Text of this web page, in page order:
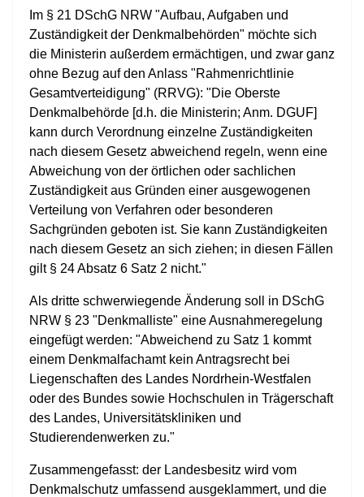
Im § 21 DSchG NRW "Aufbau, Aufgaben und
Zuständigkeit der Denkmalbehörden" möchte sich
die Ministerin außerdem ermächtigen, und zwar ganz
ohne Bezug auf den Anlass "Rahmenrichtlinie
Gesamtverteidigung" (RRVG): "Die Oberste
Denkmalbehörde [d.h. die Ministerin; Anm. DGUF]
kann durch Verordnung einzelne Zuständigkeiten
nach diesem Gesetz abweichend regeln, wenn eine
Abweichung von der örtlichen oder sachlichen
Zuständigkeit aus Gründen einer ausgewogenen
Verteilung von Verfahren oder besonderen
Sachgründen geboten ist. Sie kann Zuständigkeiten
nach diesem Gesetz an sich ziehen; in diesen Fällen
gilt § 24 Absatz 6 Satz 2 nicht."
Als dritte schwerwiegende Änderung soll in DSchG
NRW § 23 "Denkmalliste" eine Ausnahmeregelung
eingefügt werden: "Abweichend zu Satz 1 kommt
einem Denkmalfachamt kein Antragsrecht bei
Liegenschaften des Landes Nordrhein-Westfalen
oder des Bundes sowie Hochschulen in Trägerschaft
des Landes, Universitätskliniken und
Studierendenwerken zu."
Zusammengefasst: der Landesbesitz wird vom
Denkmalschutz umfassend ausgeklammert, und die